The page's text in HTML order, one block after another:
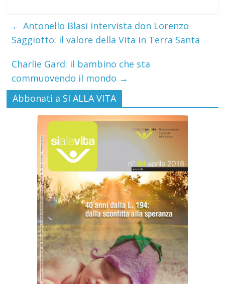
← Antonello Blasi intervista don Lorenzo
Saggiotto: il valore della Vita in Terra Santa
Charlie Gard: il bambino che sta
commuovendo il mondo →
Abbonati a SI ALLA VITA